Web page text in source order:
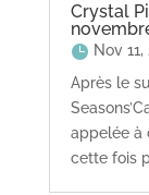
Crystal
Nov 11,
Après le
appelée à
cette fois